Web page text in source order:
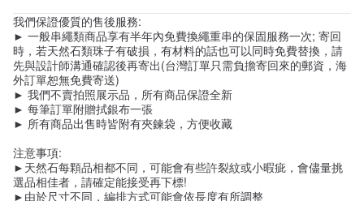
我們保證優質的售後服務:
► 一般串繩類商品享有半年內免費換繩重串的保固服務一次; 寄回
時，若天然石類珠子有破損，有材料的話也可以同時免費替換，請
先與設計師溝通確認後再寄出(台灣訂單只需負擔寄回來的郵資，海
外訂單恕無免費寄送)
► 我們不賣拍照展示品，所有商品保證全新
► 每筆訂單附贈拭銀布一張
► 所有商品出售時皆附有夾鍊袋，方便收藏
注意事項:
►天然石每顆品相都不同，可能會有些許裂紋或小暇疵，會儘量挑
選品相佳者，請確定能接受再下標!
►由於尺寸不同，編排方式可能會依長度有所調整